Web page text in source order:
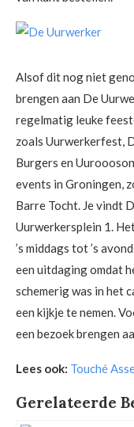
Alsof dit nog niet
brengen aan De
regelmatig leuke
zoals Uurwerkerfest,
Burgers en
events in Groningen,
Barre Tocht. Je vindt
Uurwerkersplein 1.
’s middags tot ’s
een uitdaging omdat
schemerig was in het
een kijkje te nemen.
een bezoek brengen
Lees ook: Touché
Gerelateerde